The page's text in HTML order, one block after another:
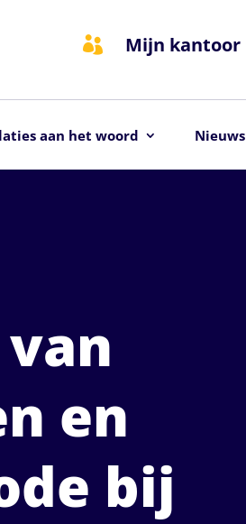
 Mijn kantoor
aan het woord Nieuws
en
bij